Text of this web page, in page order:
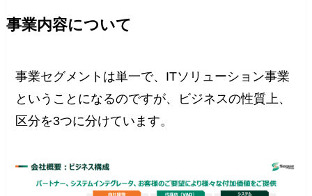
事業内容について
事業セグメントは単一で、ITソリューション事業
ということになるのですが、ビジネスの性質上、
区分を3つに分けています。